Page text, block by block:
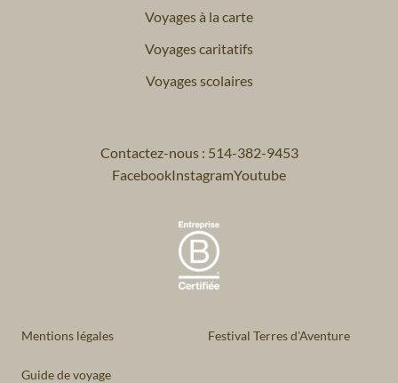
Voyages à la carte
Voyages caritatifs
Voyages scolaires
Contactez-nous : 514-382-9453
FacebookInstagramYoutube
Mentions légales Festival Terres d'Aventure
Guide de voyage